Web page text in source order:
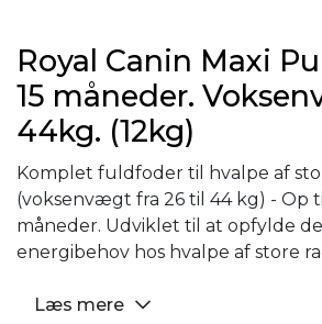
Royal Canin Maxi
15 måneder.
44kg. (12kg)
Komplet fuldfoder til hvalpe af
(voksenvægt fra 26 til 44 kg) - Op
måneder. Udviklet til at opfylde
energibehov hos hvalpe af store
Læs mere